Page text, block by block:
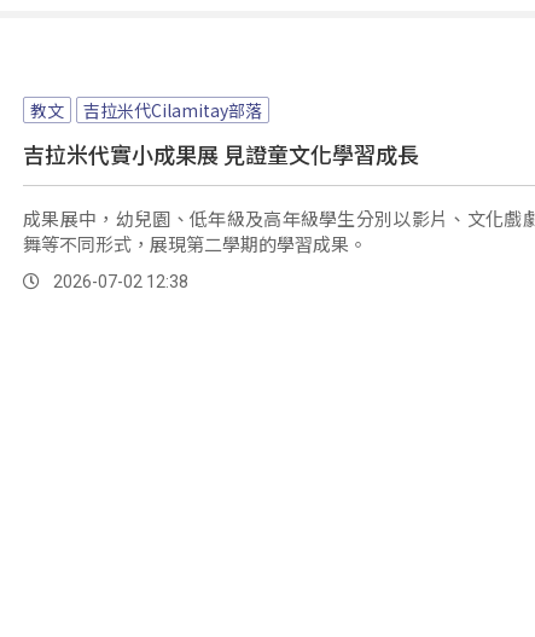
教文 吉拉米代Cilamitay部落
吉拉米代實小成果展 見證童文化學習成長
成果展中，幼兒園、低年級及高年級學生分別以影片、文化戲
舞等不同形式，展現第二學期的學習成果。
2026-07-02 12:38